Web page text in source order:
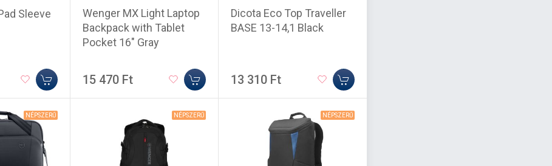
Sleeve
Wenger MX Light Laptop
Backpack with Tablet
Pocket 16" Gray
15 470 Ft
Dicota Eco Top Traveller
BASE 13-14,1 Black
13 310 Ft
NÉPSZERŰ NÉPSZERŰ NÉPSZERŰ